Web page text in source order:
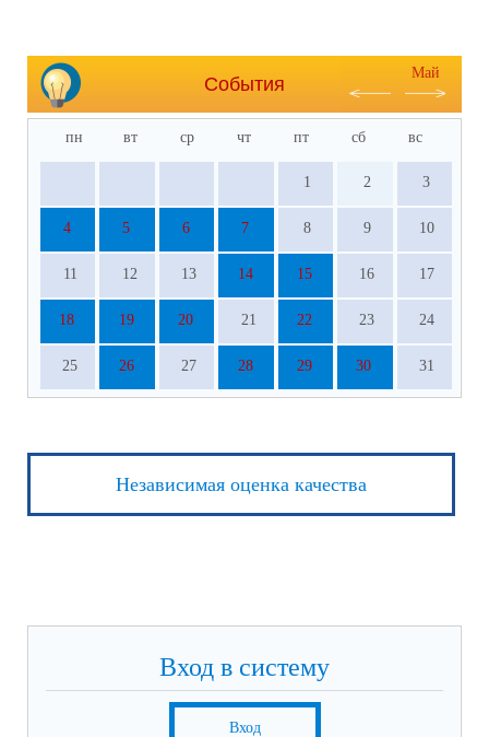
События
Май
пн вт ср чт пт сб вс
1 2 3
4 5 6 7 8 9 10
11 12 13 14 15 16 17
18 19 20 21 22 23 24
25 26 27 28 29 30 31
Независимая оценка качества
Вход в систему
Вход